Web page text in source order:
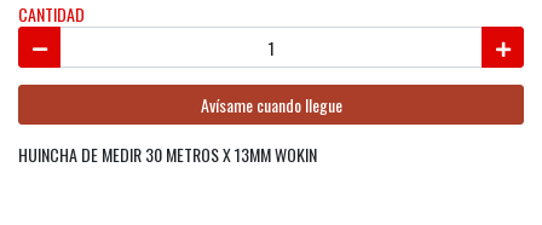
CANTIDAD
Avísame cuando llegue
HUINCHA DE MEDIR 30 METROS X 13MM WOKIN